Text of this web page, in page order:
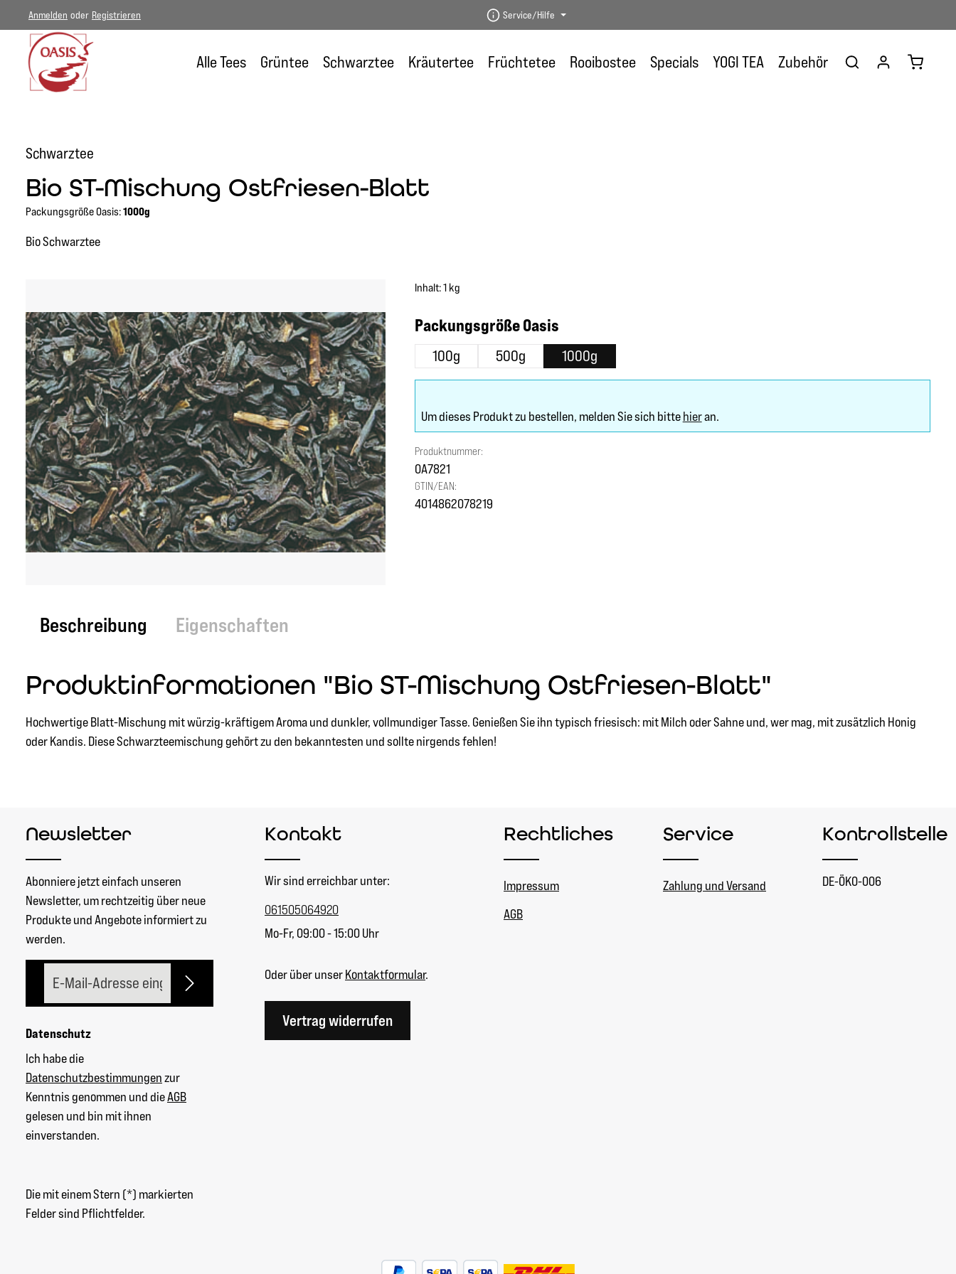
Hauptinhalt springen
Zur Hauptnavigation springen
Anmelden oder Registrieren Service/Hilfe
Alle Tees Grüntee Schwarztee Kräutertee Früchtetee Rooibostee Specials YOGI TEA Zubehör
Schwarztee
Bio ST-Mischung Ostfriesen-Blatt
Packungsgröße Oasis:1000g
Bio Schwarztee
Inhalt:1 kg
Packungsgröße Oasisauswählen
100g 500g 1000g
Um dieses Produkt zu bestellen, melden Sie sich bittehieran.
Produktnummer:
OA7821
GTIN/EAN:
4014862078219
Beschreibung Eigenschaften
Produktinformationen "Bio ST-Mischung Ostfriesen-Blatt"
Hochwertige Blatt-Mischung mit würzig-kräftigem Aroma und dunkler, vollmundiger Tasse. Genießen Sie ihn typisch friesisch: mit Milch oder Sahne und, wer mag, mit zusätzlich Honig
oder Kandis. Diese Schwarzteemischung gehört zu den bekanntesten und sollte nirgends fehlen!
Newsletter
Abonniere jetzt einfach unseren
Newsletter, um rechtzeitig über neue
Produkte und Angebote informiert zu
werden.
Datenschutz
Ich habe die
Datenschutzbestimmungenzur
Kenntnis genommen und dieAGB
gelesen und bin mit ihnen
einverstanden.
Die mit einem Stern (*) markierten
Felder sind Pflichtfelder.
Kontakt
Wir sind erreichbar unter:
061505064920
Mo-Fr, 09:00 - 15:00 Uhr
Oder über unserKontaktformular.
Vertrag widerrufen
Rechtliches
Impressum
AGB
Service
Zahlung und Versand
Kontrollstelle
DE-ÖKO-006